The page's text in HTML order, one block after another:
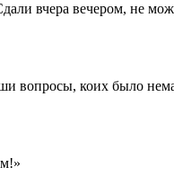
вчера вечером, не
вопросы, коих было